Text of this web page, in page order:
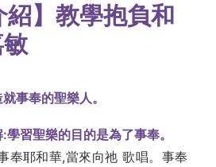
紹】教學抱負和
事奉的聖樂人。
習聖樂的目的是為了事奉。
奉耶和華,當來向祂 歌唱。事奉